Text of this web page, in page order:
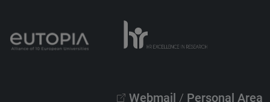
Webmail / Personal Area